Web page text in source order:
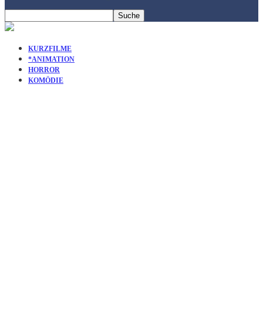
KURZFILME
*ANIMATION
HORROR
KOMÖDIE